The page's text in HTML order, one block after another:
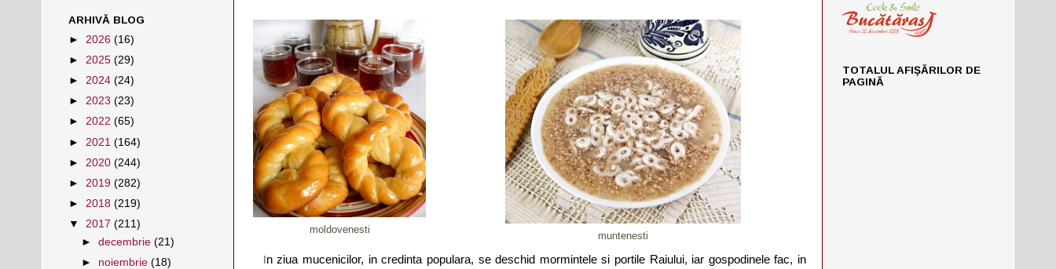
moldovenesti
muntenesti
n ziua mucenicilor, in credinta populara, se deschid mormintele si portile Raiului, iar gospodinele fac, in
ARHIVĂ BLOG
► 2026 (16)
► 2025 (29)
► 2024 (24)
► 2023 (23)
► 2022 (65)
► 2021 (164)
► 2020 (244)
► 2019 (282)
► 2018 (219)
▼ 2017 (211)
►decembrie(21)
► noiembrie(18)
TOTALUL AFIȘĂRILOR DE
PAGINĂ